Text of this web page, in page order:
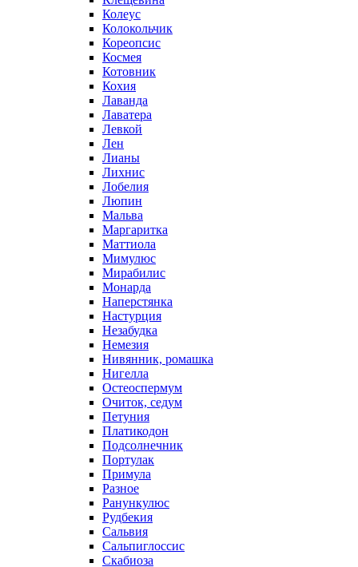
Колеус
Колокольчик
Кореопсис
Космея
Котовник
Кохия
Лаванда
Лаватера
Левкой
Лен
Лианы
Лихнис
Лобелия
Люпин
Мальва
Маргаритка
Маттиола
Мимулюс
Мирабилис
Монарда
Наперстянка
Настурция
Незабудка
Немезия
Нивянник, ромашка
Нигелла
Остеоспермум
Очиток, седум
Петуния
Платикодон
Подсолнечник
Портулак
Примула
Разное
Ранункулюс
Рудбекия
Сальвия
Сальпиглоссис
Скабиоза